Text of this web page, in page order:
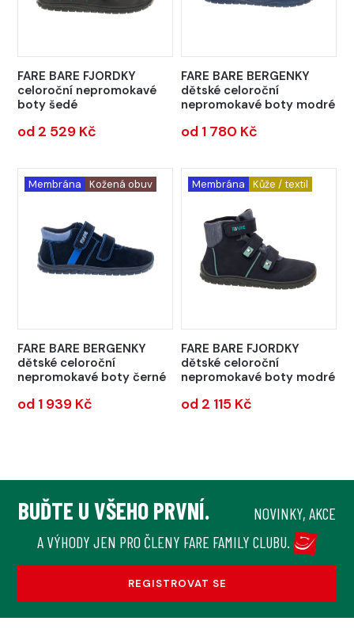
FARE BARE FJORDKY
celoroční nepromokavé
boty šedé
od 2 529 Kč
FARE BARE BERGENKY
dětské celoroční
nepromokavé boty modré
od 1 780 Kč
Membrána Kožená obuv
FARE BARE BERGENKY
dětské celoroční
nepromokavé boty černé
od 1 939 Kč
Membrána Kůže / textil
FARE BARE FJORDKY
dětské celoroční
nepromokavé boty modré
od 2 115 Kč
BUĎTE U VŠEHO PRVNÍ.
NOVINKY, AKCE
A VÝHODY JEN PRO ČLENY FARE FAMILY CLUBU.
REGISTROVAT SE